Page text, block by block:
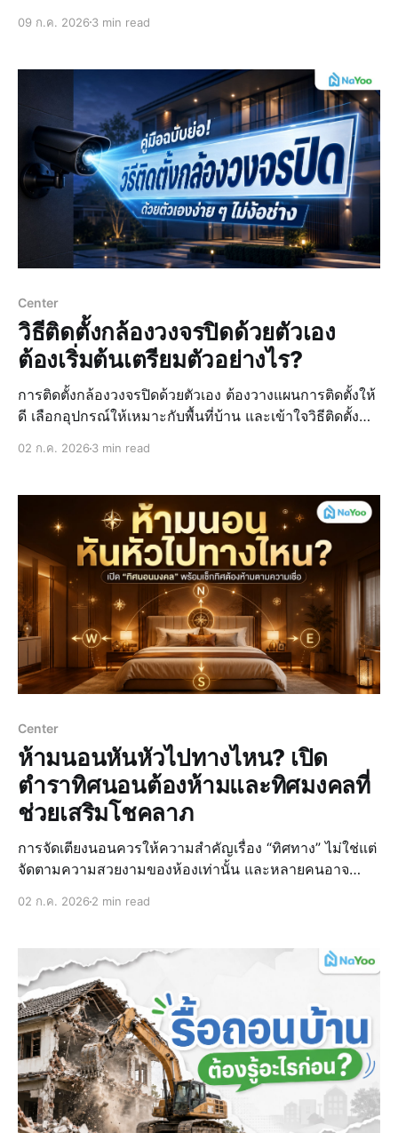
หลายสาเหตุ ตั้งแต่เรื
09 ก.ค. 2026 3 min read
Center
วิธีติดตั้งกล้องวงจรปิดด้วยตัวเอง
ต้องเริ่มต้นเตรียมตัวอย่างไร?
การติดตั้งกล้องวงจรปิดด้วยตัวเอง ต้องวางแผนการติดตั้งให้
ดี เลือกอุปกรณ์ให้เหมาะกับพื้นที่บ้าน และเข้าใจวิธีติดตั้ง
02 ก.ค. 2026 3 min read
Center
ห้ามนอนหันหัวไปทางไหน? เปิด
ตำราทิศนอนต้องห้ามและทิศมงคลที่
ช่วยเสริมโชคลาภ
การจัดเตียงนอนควรให้ความสำคัญเรื่อง “ทิศทาง” ไม่ใช่แต่
จัดตามความสวยงามของห้องเท่านั้น และหลายคนอาจ
02 ก.ค. 2026 2 min read